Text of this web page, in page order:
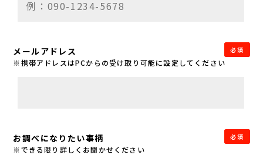
メールアドレス
※携帯アドレスはPCからの受け取り可能に設定してください
必須
お調べになりたい事柄
※できる限り詳しくお聞かせください
必須